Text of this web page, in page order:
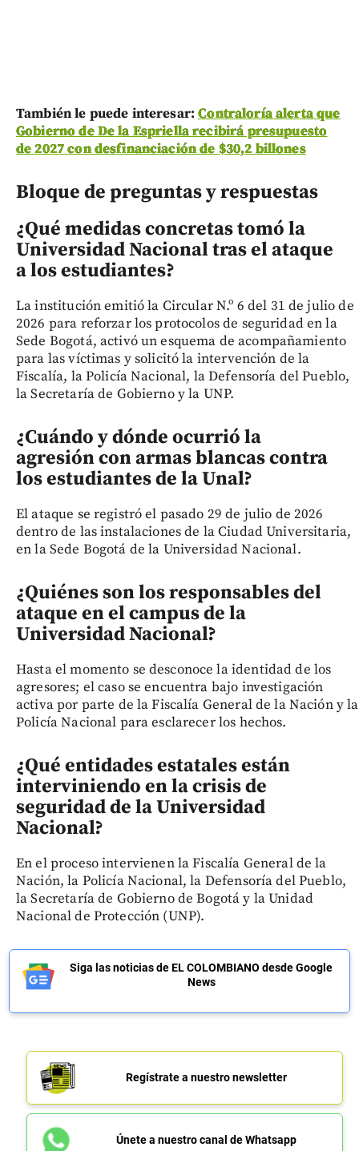
También le puede interesar:Contraloría alerta que
Gobierno de De la Espriella recibirá presupuesto
de 2027 con desfinanciación de $30,2 billones
Bloque de preguntas y respuestas
¿Qué medidas concretas tomó la
Universidad Nacional tras el ataque
a los estudiantes?
La institución emitió la Circular N.º 6 del 31 de julio de
2026 para reforzar los protocolos de seguridad en la
Sede Bogotá, activó un esquema de acompañamiento
para las víctimas y solicitó la intervención de la
Fiscalía, la Policía Nacional, la Defensoría del Pueblo,
la Secretaría de Gobierno y la UNP.
¿Cuándo y dónde ocurrió la
agresión con armas blancas contra
los estudiantes de la Unal?
El ataque se registró el pasado 29 de julio de 2026
dentro de las instalaciones de la Ciudad Universitaria,
en la Sede Bogotá de la Universidad Nacional.
¿Quiénes son los responsables del
ataque en el campus de la
Universidad Nacional?
Hasta el momento se desconoce la identidad de los
agresores; el caso se encuentra bajo investigación
activa por parte de la Fiscalía General de la Nación y la
Policía Nacional para esclarecer los hechos.
¿Qué entidades estatales están
interviniendo en la crisis de
seguridad de la Universidad
Nacional?
En el proceso intervienen la Fiscalía General de la
Nación, la Policía Nacional, la Defensoría del Pueblo,
la Secretaría de Gobierno de Bogotá y la Unidad
Nacional de Protección (UNP).
Siga las noticias de EL COLOMBIANO desde Google
News
Regístrate a nuestro newsletter
Únete a nuestro canal de Whatsapp